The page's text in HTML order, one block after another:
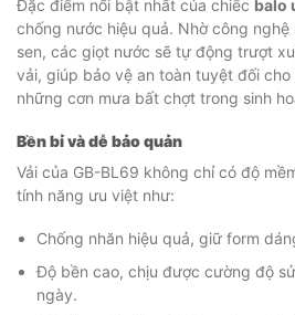
Đặc điểm nổi bật nhất của chiếc balo
chống nước hiệu quả. Nhờ công
sen, các giọt nước sẽ tự động trượt
vải, giúp bảo vệ an toàn tuyệt đối
những cơn mưa bất chợt trong sinh
Bền bỉ và dễ bảo quản
Vải của GB-BL69 không chỉ có độ
tính năng ưu việt như:
Chống nhăn hiệu quả, giữ form
Độ bền cao, chịu được cường độ
ngày.